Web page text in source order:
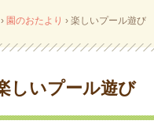
› 園のおたより › 楽しいプール遊び
しいプール遊び